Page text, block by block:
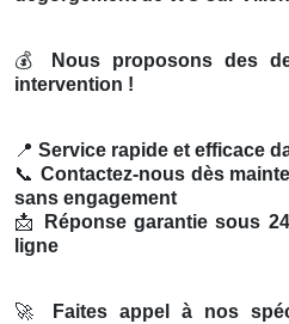
💰
Nous proposons des
intervention !
📍 Service rapide et efficace
📞 Contactez-nous dès
sans engagement
📩
Réponse garantie sous
ligne
🚀
Faites appel à nos